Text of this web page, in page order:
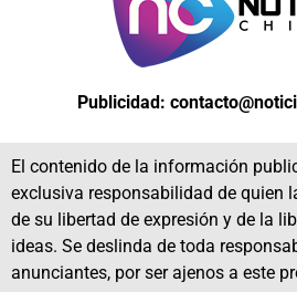
Publicidad:
El contenido de la información
exclusiva responsabilidad de quien
de su libertad de expresión y de la
ideas. Se deslinda de toda
anunciantes, por ser ajenos a este